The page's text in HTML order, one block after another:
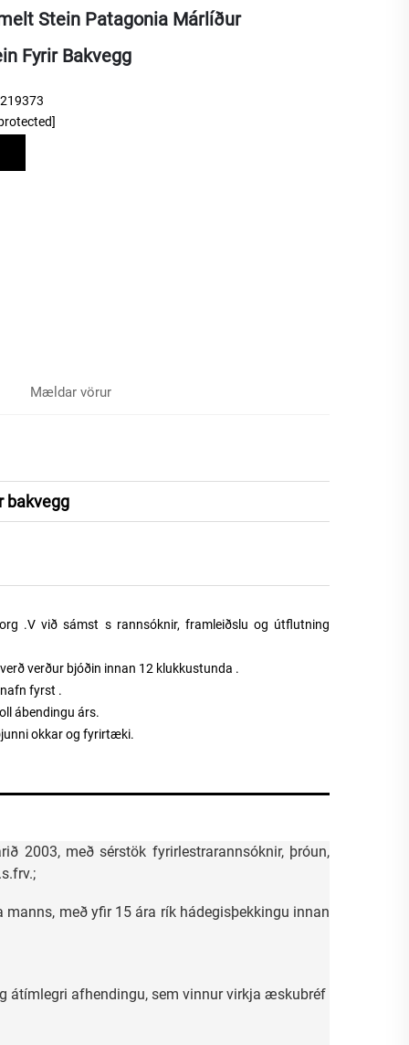
Stein Patagonia Márlíður
Fyrir Bakvegg
Mældar vörur
bakvegg
.Vvið sámst s rannsóknir, framleiðslu og útflutning
verðverður bjóðin innan 12 klukkustunda .
fyrst .
ábendingu árs.
okkarog fyrirtæki.
2003, með sérstök fyrirlestrarannsóknir, þróun,
með yfir 15 ára rík hádegisþekkingu innan
átímlegri afhendingu, sem vinnur virkja æskubréf